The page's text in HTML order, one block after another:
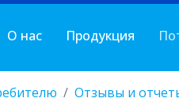
О нас Продукция
Отзывы и